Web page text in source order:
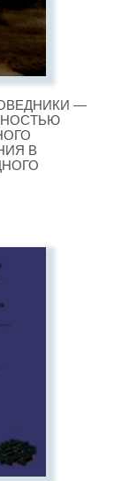
—
В